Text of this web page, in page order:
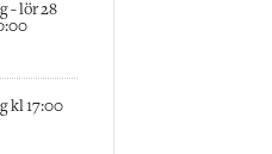
- lör 28
kl 17:00